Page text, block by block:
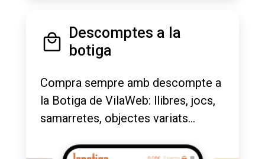
Descomptes a la
botiga
Compra sempre amb descompte a
la Botiga de VilaWeb: llibres, jocs,
samarretes, objectes variats...